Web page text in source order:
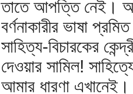
তাতে আপত্তি নেই।
বর্ণনাকারীর ভাষা
সাহিত্য-বিচারকের
দেওয়ার সামিল!
আমার ধারণা এখানেই।